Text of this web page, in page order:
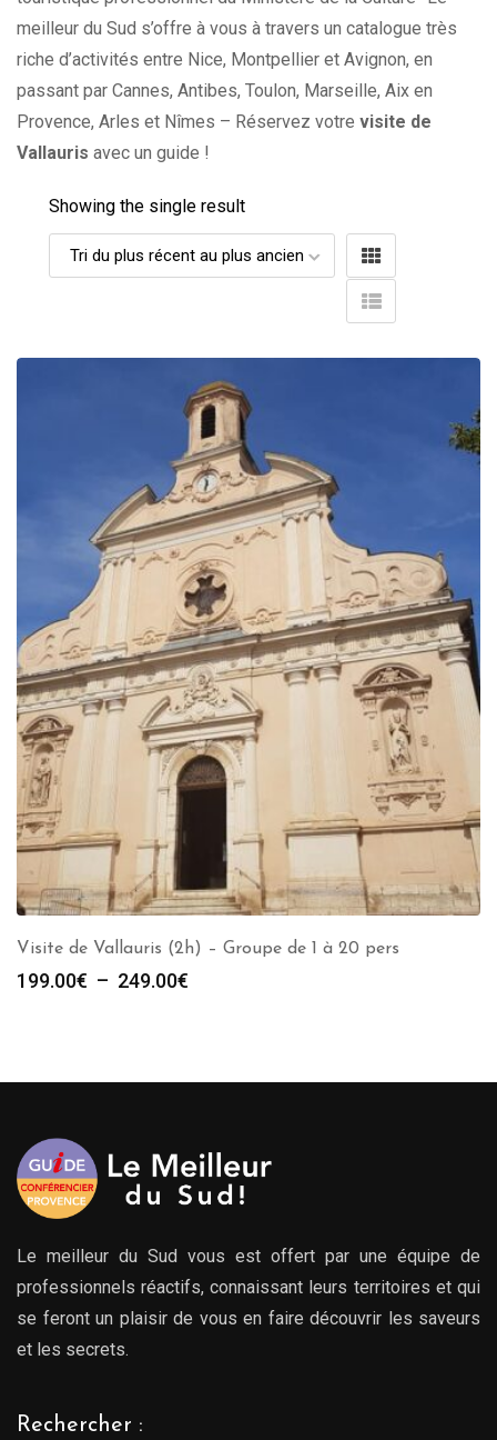
meilleur du Sud s’offre à vous à travers un catalogue très
riche d’activités entre Nice, Montpellier et Avignon, en
passant par Cannes, Antibes, Toulon, Marseille, Aix en
Provence, Arles et Nîmes – Réservez votre visite de
Vallauris avec un guide !
Showing the single result
Visite de Vallauris (2h) – Groupe de 1 à 20 pers
199.00€ – 249.00€
à
Le meilleur du Sud vous est offert par une équipe de
professionnels réactifs, connaissant leurs territoires et qui
se feront un plaisir de vous en faire découvrir les saveurs
et les secrets.
Rechercher :